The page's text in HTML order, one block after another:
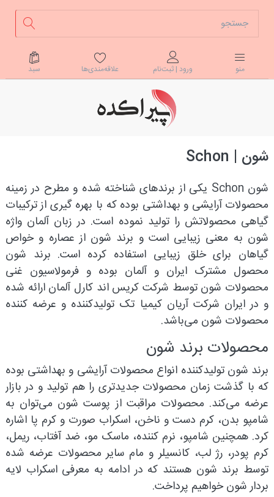
منو ورود | ثبت‌نام علاقه‌مندی‌ها سبد
شون | Schon
شون Schon یکی از برندهای شناخته شده و مطرح در زمینه
محصولات آرایشی و بهداشتی بوده که با بهره گیری از ترکیبات
گیاهی محصولاتش را تولید نموده است. در زبان آلمان واژه
شون به معنی زیبایی است و برند شون از عصاره و خواص
گیاهان برای خلق زیبایی استفاده کرده است. برند شون
محصول مشترک ایران و آلمان بوده و فرمولاسیون غنی
محصولات شون توسط شرکت کریس اند کارل آلمان ارائه شده
و در ایران شرکت آریان کیمیا تک تولیدکننده و عرضه کننده
محصولات شون می‌باشد.
محصولات برند شون
برند شون تولیدکننده انواع محصولات آرایشی و بهداشتی بوده
که با گذشت زمان محصولات جدیدتری را هم تولید و در بازار
عرضه می‌کند. محصولات مراقبت از پوست شون می‌توان به
شامپو بدن، کرم دست و ناخن، اسکراب صورت و کرم پا اشاره
کرد. همچنین شامپو، نرم کننده، ماسک مو، ضد آفتاب، ریمل،
کرم پودر، رژ لب، کانسیلر و مام سایر محصولات عرضه شده
توسط برند شون هستند که در ادامه به معرفی اسکراب لایه
بردار شون خواهیم پرداخت.